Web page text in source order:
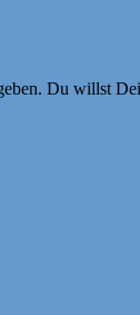
Du willst